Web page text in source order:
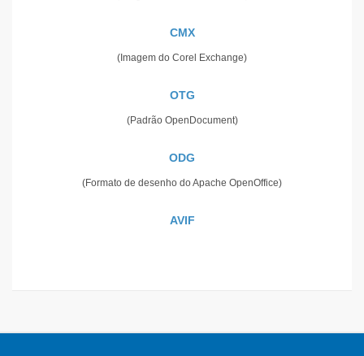
CMX
(Imagem do Corel Exchange)
OTG
(Padrão OpenDocument)
ODG
(Formato de desenho do Apache OpenOffice)
AVIF